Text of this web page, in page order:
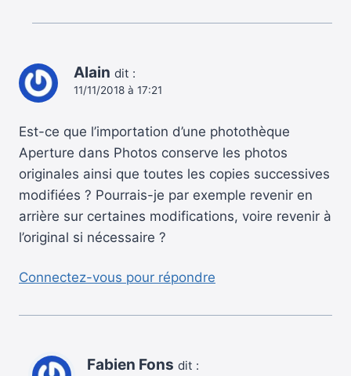
Alain dit :
11/11/2018 à 17:21
Est-ce que l’importation d’une photothèque
Aperture dans Photos conserve les photos
originales ainsi que toutes les copies successives
modifiées ? Pourrais-je par exemple revenir en
arrière sur certaines modifications, voire revenir à
l’original si nécessaire ?
Connectez-vous pour répondre
Fabien Fons dit :